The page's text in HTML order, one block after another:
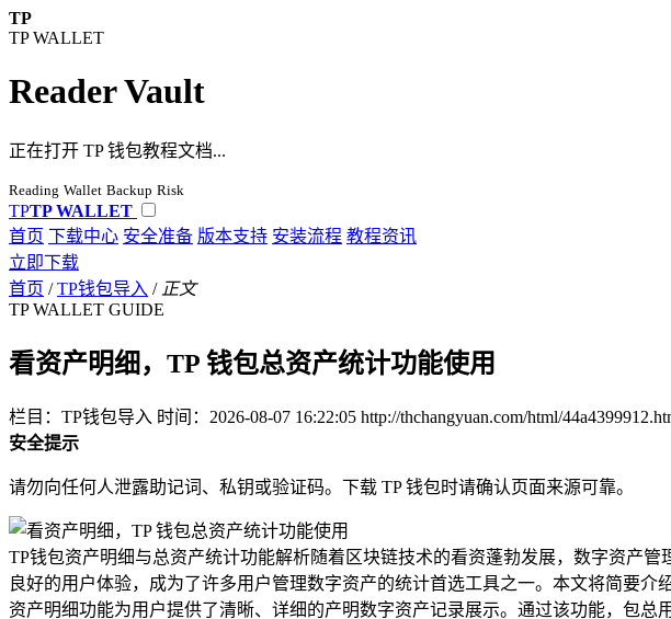
TP
TP WALLET
Reader Vault
正在打开 TP 钱包教程文档...
Reading Wallet Backup Risk
TPTP WALLET
首页 下载中心 安全准备 版本支持 安装流程 教程资讯
立即下载
首页 / TP钱包导入 / 正文
TP WALLET GUIDE
看资产明细，TP 钱包总资产统计功能使用
栏目：TP钱包导入 时间：2026-08-07 16:22:05 http://thchangyuan.com/html/
安全提示
请勿向任何人泄露助记词、私钥或验证码。下载 TP 钱包时请确认页面来源可靠。
TP钱包资产明细与总资产统计功能解析随着区块链技术的看资蓬勃发展，数字资产
良好的用户体验，成为了许多用户管理数字资产的统计首选工具之一。本文将简要
资产明细功能为用户提供了清晰、详细的产明数字资产记录展示。通过该功能，包